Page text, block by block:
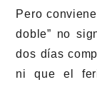
Pero
doble” no
dos días
ni que el